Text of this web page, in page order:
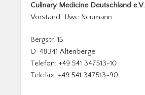
Culinary Medicine Deutschland e.V.
Vorstand: Uwe Neumann
Bergstr. 15
D-48341 Altenberge
Telefon: +49 541 347513-10
Telefax: +49 541 347513-90